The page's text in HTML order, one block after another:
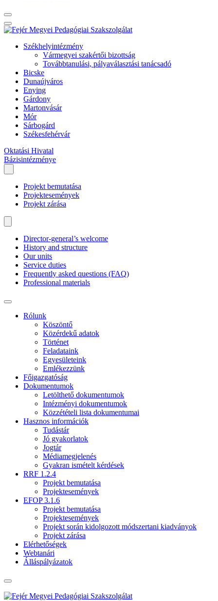
Székhelyintézmény
Vármegyei szakértői bizottság
Továbbtanulási, pályaválasztási tanácsadó
Bicske
Dunaújváros
Enying
Gárdony
Martonvásár
Mór
Sárbogárd
Székesfehérvár
Oktatási Hivatal
Bázisintézménye
Projekt bemutatása
Projektesemények
Projekt zárása
Director-general’s welcome
History and structure
Our units
Service duties
Frequently asked questions (FAQ)
Professional materials
Rólunk
Köszöntő
Közérdekű adatok
Történet
Feladataink
Egyesületeink
Emlékezzünk
Főigazgatóság
Dokumentumok
Letölthető dokumentumok
Intézményi dokumentumok
Közzétételi lista dokumentumai
Hasznos információk
Tudástár
Jó gyakorlatok
Jogtár
Médiamegjelenés
Gyakran ismételt kérdések
RRF 1.2.4
Projekt bemutatása
Projektesemények
EFOP 3.1.6
Projekt bemutatása
Projektesemények
Projekt során kidolgozott módszertani kiadványok
Projekt zárása
Elérhetőségek
Webtanári
Álláspályázatok